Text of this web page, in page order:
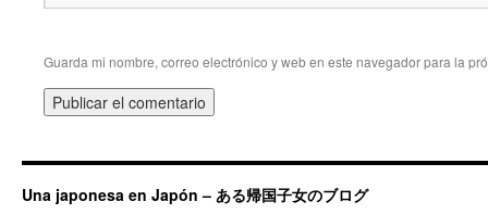
Guarda mi nombre, correo electrónico y web en este navegador para la
Una japonesa en Japón – ある帰国子女のブログ